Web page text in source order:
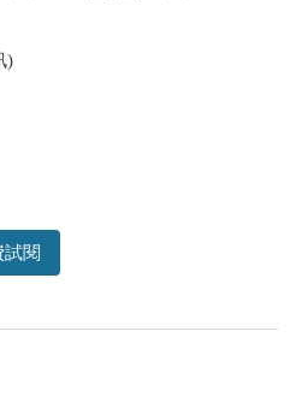
)
閱